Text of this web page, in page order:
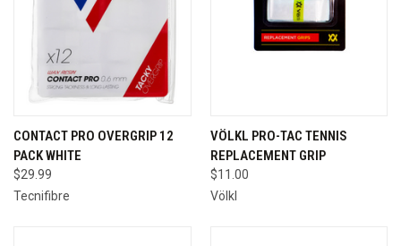
CONTACT PRO OVERGRIP 12
PACK WHITE
$29.99
Tecnifibre
VÖLKL PRO-TAC TENNIS
REPLACEMENT GRIP
$11.00
Völkl